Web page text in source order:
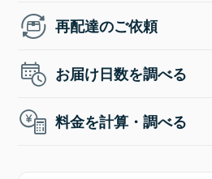
再配達のご依頼
お届け日数を調べる
料金を計算・調べる